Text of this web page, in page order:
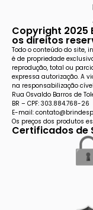
Copyright 2025
os direitos
Todo o conteúdo do site,
é de propriedade
reprodução, total ou
expressa autorização. A
na responsabilização
Rua Osvaldo Barros de
BR – CPF: 303.884.768-26
E-mail:
Os preços dos produtos
Certificados de